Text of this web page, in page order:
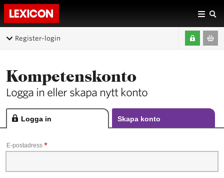
Register-login
Kompetenskonto
Logga in eller skapa nytt konto
Logga in Skapa konto
E-postadress *